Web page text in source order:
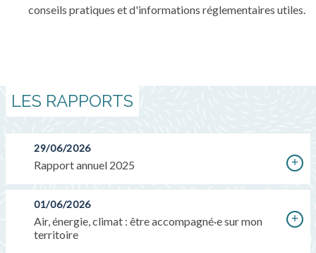
conseils pratiques et d'informations réglementaires utiles.
LES RAPPORTS
29/06/2026
Rapport annuel 2025
01/06/2026
Air, énergie, climat : être accompagné·e sur mon
territoire